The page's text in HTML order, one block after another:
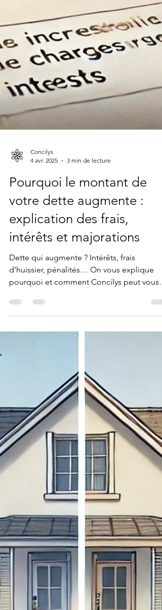
4 avr. 2025
3 min de lecture
Pourquoi le montant de
votre dette augmente :
explication des frais,
intérêts et majorations
Dette qui augmente ? Intérêts, frais
d’huissier, pénalités… On vous explique
pourquoi et comment Concilys peut vous
aider à agir vite.